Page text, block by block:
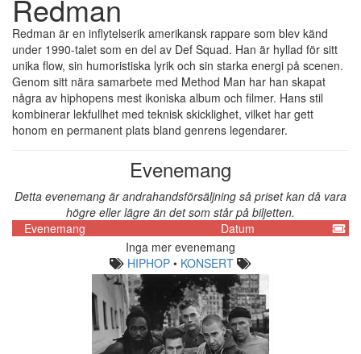
Redman
Redman är en inflytelserik amerikansk rappare som blev känd
under 1990-talet som en del av Def Squad. Han är hyllad för sitt
unika flow, sin humoristiska lyrik och sin starka energi på scenen.
Genom sitt nära samarbete med Method Man har han skapat
några av hiphopens mest ikoniska album och filmer. Hans stil
kombinerar lekfullhet med teknisk skicklighet, vilket har gett
honom en permanent plats bland genrens legendarer.
Evenemang
Detta evenemang är andrahandsförsäljning så priset kan då vara
högre eller lägre än det som står på biljetten.
Evenemang
Datum
Inga mer evenemang
HIPHOP • KONSERT